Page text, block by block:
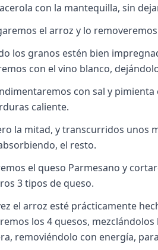
con la mantequilla, sin
el arroz y lo
los granos estén bien
con el vino blanco,
con sal y
caliente.
la mitad, y transcurridos unos
el resto.
el queso Parmesano y
3 tipos de queso.
el arroz esté prácticamente
los 4 quesos,
removiéndolo con energía,